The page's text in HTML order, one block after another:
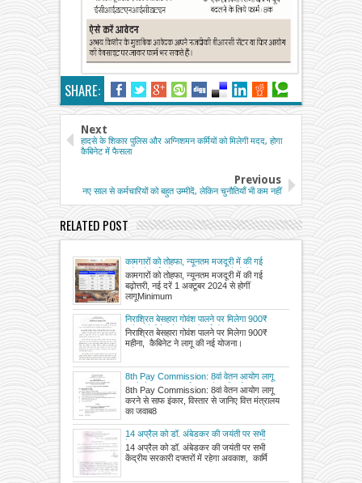
SHARE:
Next
हादसे के शिकार पुलिस और अग्निशमन कर्मियों को मिलेगी मदद, होगा
कैबिनेट में फैसला
Previous
नए साल से कर्मचारियों को बहुत उम्मीदें, लेकिन चुनौतियाँ भी कम नहीं
RELATED POST
कामगारों को तोहफा, न्यूनतम मजदूरी में की गई
बढ़ोत्तरी, नई दरें 1 अक्टूबर 2024 से होगीं लागू
कामगारों को तोहफा, न्यूनतम मजदूरी में की गई
बढ़ोत्तरी, नई दरें 1 अक्टूबर 2024 से होगीं
लागूMinimum
निराश्रित बेसहारा गोवंश पालने पर मिलेगा 900₹
महीना, कैबिनेट ने लागू की नई योजना
निराश्रित बेसहारा गोवंश पालने पर मिलेगा 900₹
महीना, कैबिनेट ने लागू की नई योजना।
8th Pay Commission: 8वां वेतन आयोग लागू
करने से साफ इंकार, विस्तार से जानिए वित्त मंत्रालय
का जवाब
8th Pay Commission: 8वां वेतन आयोग लागू
करने से साफ इंकार, विस्तार से जानिए वित्त मंत्रालय
का जवाब8
14 अप्रैल को डॉ. अंबेडकर की जयंती पर सभी
केंद्रीय सरकारी दफ्तरों में रहेगा अवकाश, कार्मिक
मंत्रालय ने जारी किया आदेश
14 अप्रैल को डॉ. अंबेडकर की जयंती पर सभी
केंद्रीय सरकारी दफ्तरों में रहेगा अवकाश, कार्मि